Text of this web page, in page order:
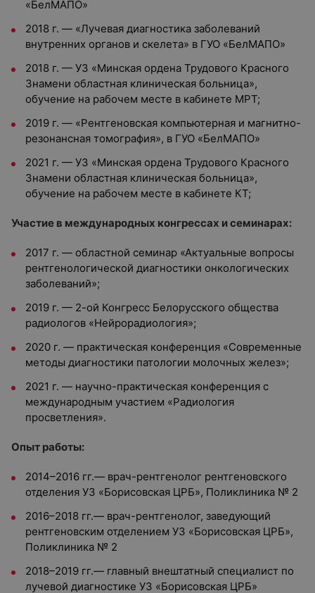
«БелМАПО»
2018 г. — «Лучевая диагностика заболеваний
внутренних органов и скелета» в ГУО «БелМАПО»
2018 г. — УЗ «Минская ордена Трудового Красного
Знамени областная клиническая больница»,
обучение на рабочем месте в кабинете МРТ;
2019 г. — «Рентгеновская компьютерная и магнитно-
резонансная томография», в ГУО «БелМАПО»
2021 г. — УЗ «Минская ордена Трудового Красного
Знамени областная клиническая больница»,
обучение на рабочем месте в кабинете КТ;
Участие в международных конгрессах и семинарах:
2017 г. — областной семинар «Актуальные вопросы
рентгенологической диагностики онкологических
заболеваний»;
2019 г. — 2-ой Конгресс Белорусского общества
радиологов «Нейрорадиология»;
2020 г. — практическая конференция «Современные
методы диагностики патологии молочных желез»;
2021 г. — научно-практическая конференция с
международным участием «Радиология
просветления».
Опыт работы:
2014–2016 гг.— врач-рентгенолог рентгеновского
отделения УЗ «Борисовская ЦРБ», Поликлиника № 2
2016–2018 гг.— врач-рентгенолог, заведующий
рентгеновским отделением УЗ «Борисовская ЦРБ»,
Поликлиника № 2
2018–2019 гг.— главный внештатный специалист по
лучевой диагностике УЗ «Борисовская ЦРБ»